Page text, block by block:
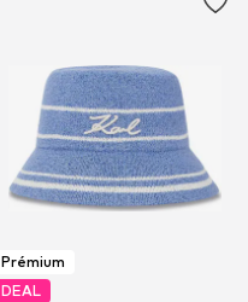
Prémium
DEAL